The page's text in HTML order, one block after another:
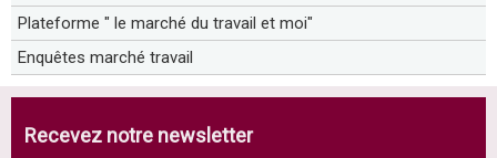
Plateforme " le marché du travail et moi"
Enquêtes marché travail
Recevez notre newsletter